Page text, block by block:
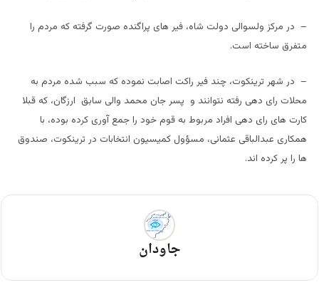
– در مرکز ولسوالی دولت شاه، فیر های پراگنده صورت گرفته که مردم را
متفرق ساخته است.
– در شهر ترینکوت، چند فیر راکت اصابت نموده که سبب شده مردم به
محلات رای دهی رفته نتوانند و پسر جان محمد والی سابق ارزگان، که قبلا
کارت های رای دهی افراد مربوط به قوم خود را جمع آوری کرده بوده، با
همکاری عبدالباقی عثمانی، مسؤول کمیسیون انتخابات در ترینکوت، صندوق
ها را پر کرده اند.
جاودان